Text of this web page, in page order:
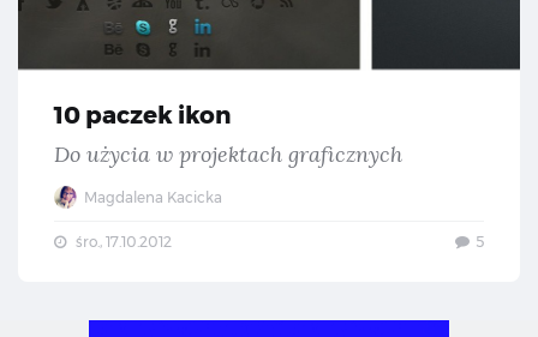
10 paczek ikon
Do użycia w projektach graficznych
Magdalena Kacicka
śro., 17.10.2012 5